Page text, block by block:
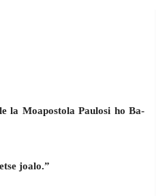
la Moapostola Paulosi ho Ba-
joalo.”